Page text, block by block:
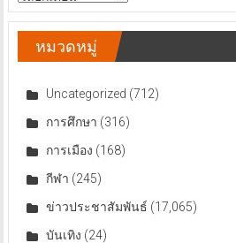
ข่าว
หมวดหมู่
Uncategorized (712)
การศึกษา (316)
การเมือง (168)
กีฬา (245)
ข่าวประชาสัมพันธ์ (17,065)
บันเทิง (24)